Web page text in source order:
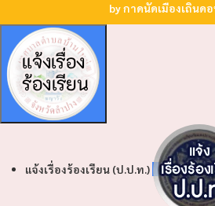
byกาดนัดเมืองเถินด
แจ้งเรื่องร้องเรียน (ป.ป.ท.)